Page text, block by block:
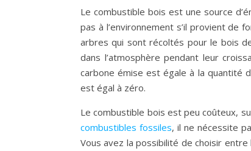
Le combustible bois est une source
pas à l’environnement s’il provient de
arbres qui sont récoltés pour le bois
dans l’atmosphère pendant leur
carbone émise est égale à la quantité
est égal à zéro.
Le combustible bois est peu coûteux,
combustibles fossiles, il ne nécessite
Vous avez la possibilité de choisir